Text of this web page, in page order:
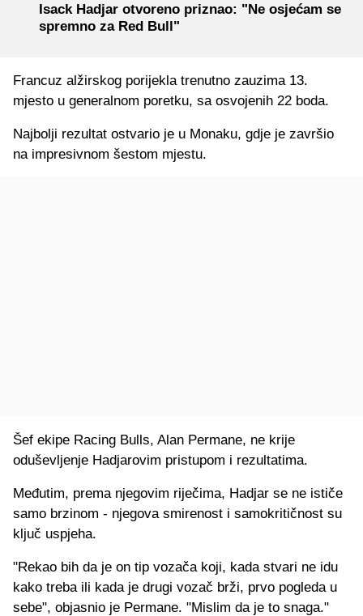
Isack Hadjar otvoreno priznao: "Ne osjećam se
spremno za Red Bull"
Francuz alžirskog porijekla trenutno zauzima 13.
mjesto u generalnom poretku, sa osvojenih 22 boda.
Najbolji rezultat ostvario je u Monaku, gdje je završio
na impresivnom šestom mjestu.
Šef ekipe Racing Bulls, Alan Permane, ne krije
oduševljenje Hadjarovim pristupom i rezultatima.
Međutim, prema njegovim riječima, Hadjar se ne ističe
samo brzinom - njegova smirenost i samokritičnost su
ključ uspjeha.
"Rekao bih da je on tip vozača koji, kada stvari ne idu
kako treba ili kada je drugi vozač brži, prvo pogleda u
sebe", objasnio je Permane. "Mislim da je to snaga."